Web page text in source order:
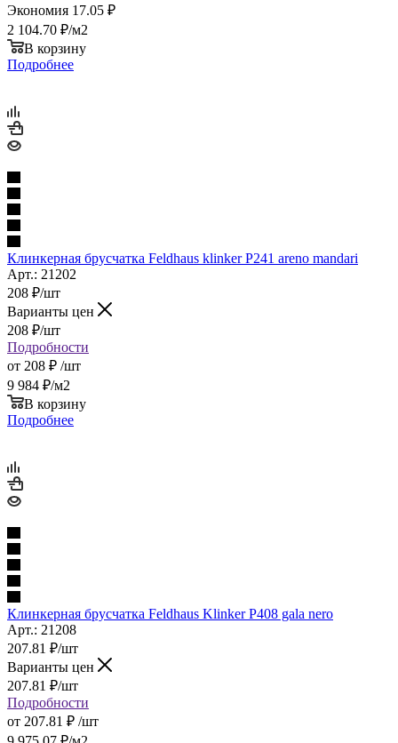
Экономия 17.05 ₽
2 104.70 ₽/м2
В корзину
Подробнее
Клинкерная брусчатка Feldhaus klinker P241 areno mandari
Арт.: 21202
208 ₽/шт
Варианты цен
208 ₽/шт
Подробности
от 208 ₽ /шт
9 984 ₽/м2
В корзину
Подробнее
Клинкерная брусчатка Feldhaus Klinker P408 gala nero
Арт.: 21208
207.81 ₽/шт
Варианты цен
207.81 ₽/шт
Подробности
от 207.81 ₽ /шт